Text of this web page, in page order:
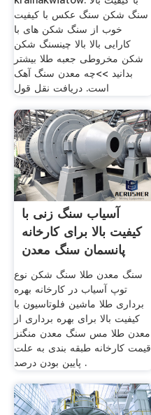
سنگ شکن سنگ عکس با کیفیت
خوب از سنگ شکن های با
کارایی بالا بالا چینسنگ شکن
شکن مخروطی جعبه طلا بیشتر
بدانید >>چه معدن سنگ آهک
است. دریافت نقل قول
آسیاب سنگ زنی با
کیفیت بالا برای کارخانه
پانسمان سنگ معدن
سنگ معدن طلا سنگ شکن نوع
توپ آسیاب در کارخانه بهره
برداری طلا ماشین فلوتاسیون با
کیفیت بالا برای بهره برداری از
معدن طلا مس سنگ معدن منگنز
قیمت کارخانه طبقه بندی به علت
پایین بودن درصد .